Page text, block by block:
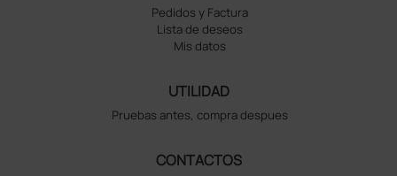
Pedidos y Factura
Lista de deseos
Mis datos
UTILIDAD
Pruebas antes, compra despues
CONTACTOS